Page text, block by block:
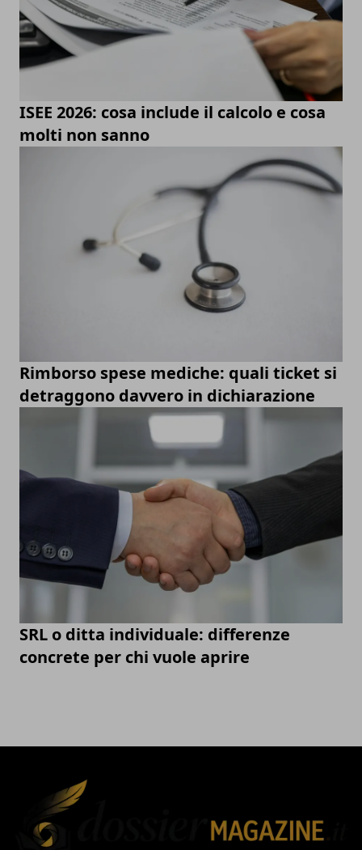
ISEE 2026: cosa include il calcolo e cosa
molti non sanno
Rimborso spese mediche: quali ticket si
detraggono davvero in dichiarazione
SRL o ditta individuale: differenze
concrete per chi vuole aprire